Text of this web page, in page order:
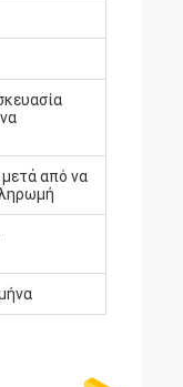
μετά από να